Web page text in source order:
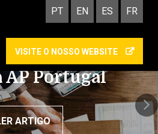
PT EN ES FR
VISITE O NOSSO WEBSITE
as vantagens
um estágio
Portugal